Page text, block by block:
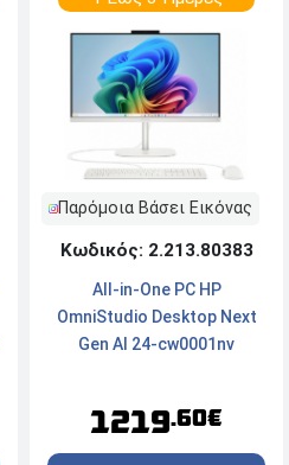
Παρόμοια Βάσει Εικόνας
Κωδικός: 2.213.80383
All-in-One PC HP
OmniStudio Desktop Next
Gen AI 24-cw0001nv
AI 7 445 - 16GB RAM - 1TB
SSD M.2 NVMe - Windows
1219.60€